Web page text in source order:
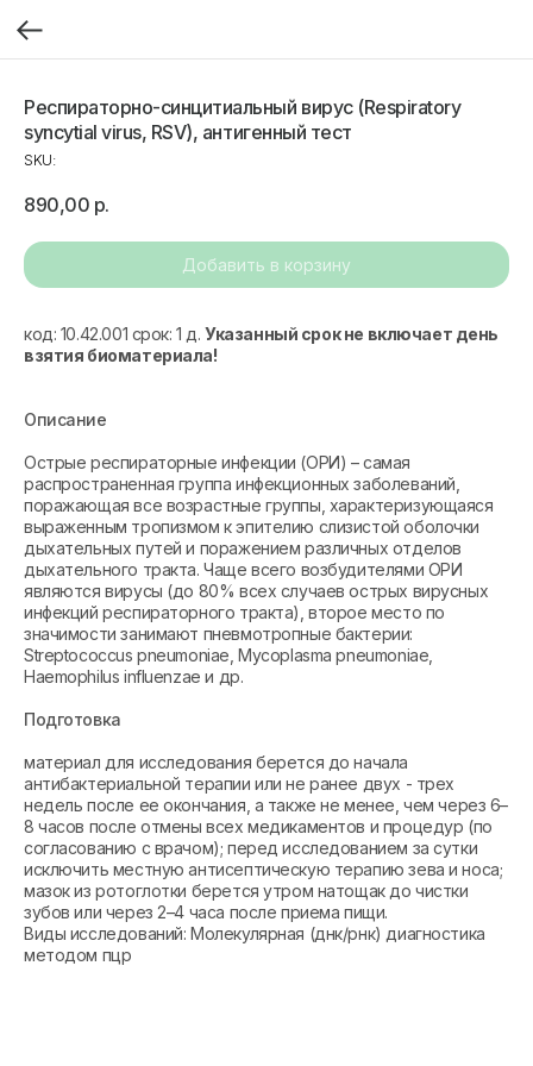
Респираторно-синцитиальный вирус (Respiratory
syncytial virus, RSV), антигенный тест
SKU:
890,00 р.
Добавить в корзину
код: 10.42.001 срок: 1 д.Указанный срок не включает день
взятия биоматериала!
Описание
Острые респираторные инфекции (ОРИ) – самая
распространенная группа инфекционных заболеваний,
поражающая все возрастные группы, характеризующаяся
выраженным тропизмом к эпителию слизистой оболочки
дыхательных путей и поражением различных отделов
дыхательного тракта. Чаще всего возбудителями ОРИ
являются вирусы (до 80% всех случаев острых вирусных
инфекций респираторного тракта), второе место по
значимости занимают пневмотропные бактерии:
Streptococcus pneumoniae, Мycoplasma pneumoniae,
Haemophilus influenzae и др.
Подготовка
материал для исследования берется до начала
антибактериальной терапии или не ранее двух - трех
недель после ее окончания, а также не менее, чем через 6–
8 часов после отмены всех медикаментов и процедур (по
согласованию с врачом); перед исследованием за сутки
исключить местную антисептическую терапию зева и носа;
мазок из ротоглотки берется утром натощак до чистки
зубов или через 2–4 часа после приема пищи.
Виды исследований: Молекулярная (днк/рнк) диагностика
методом пцр